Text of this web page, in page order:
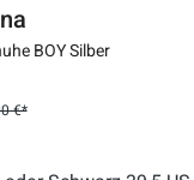
BOY Silber
€*